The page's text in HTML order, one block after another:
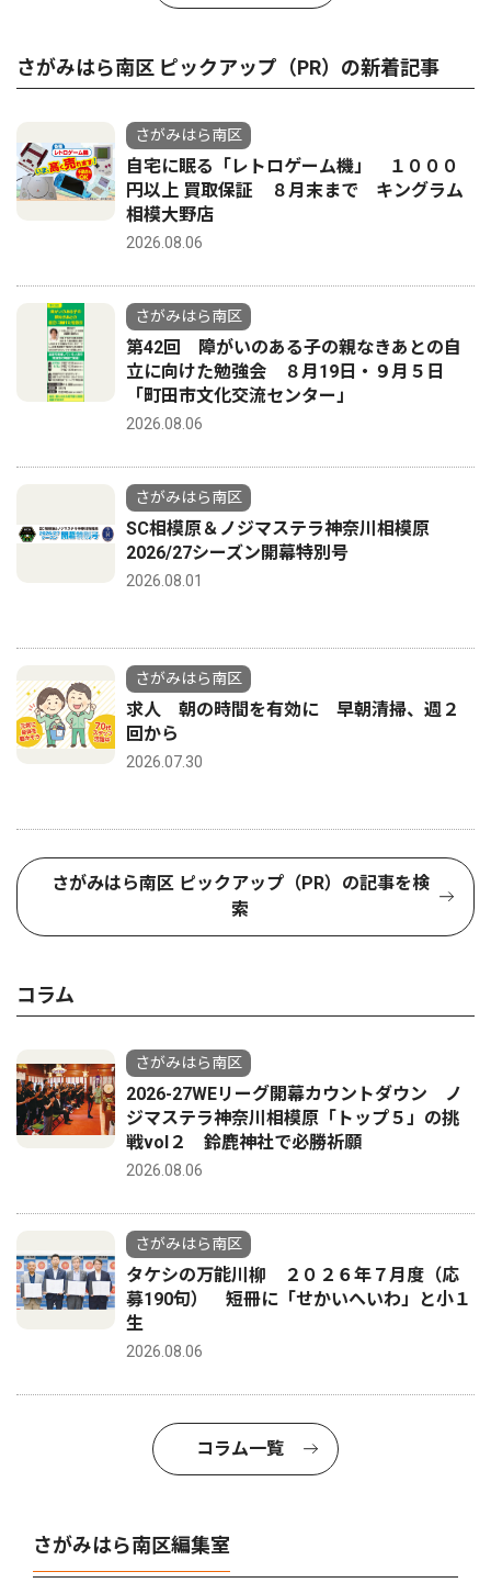
さがみはら南区 ピックアップ（PR）の新着記事
さがみはら南区
自宅に眠る「レトロゲーム機」 １０００
円以上 買取保証 ８月末まで キングラム
相模大野店
2026.08.06
さがみはら南区
第42回 障がいのある子の親なきあとの自
立に向けた勉強会 ８月19日・９月５日
「町田市文化交流センター」
2026.08.06
さがみはら南区
SC相模原＆ノジマステラ神奈川相模原
2026/27シーズン開幕特別号
2026.08.01
さがみはら南区
求人 朝の時間を有効に 早朝清掃、週２
回から
2026.07.30
さがみはら南区 ピックアップ（PR）の記事を検
索
コラム
さがみはら南区
2026-27WEリーグ開幕カウントダウン ノ
ジマステラ神奈川相模原「トップ５」の挑
戦vol２ 鈴鹿神社で必勝祈願
2026.08.06
さがみはら南区
タケシの万能川柳 ２０２６年７月度（応
募190句） 短冊に「せかいへいわ」と小１
生
2026.08.06
コラム一覧
さがみはら南区編集室